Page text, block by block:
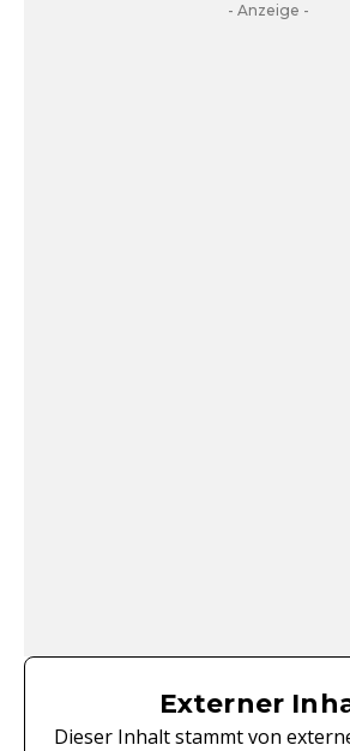
- Anzeige -
Externer
Dieser Inhalt stammt von